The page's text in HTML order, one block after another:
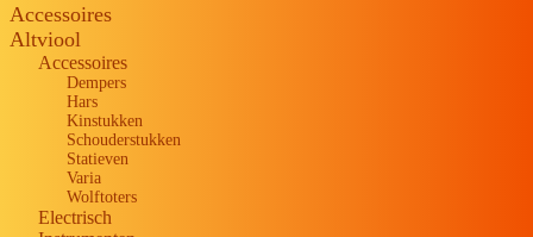
Accessoires
Altviool
Accessoires
Dempers
Hars
Kinstukken
Schouderstukken
Statieven
Varia
Wolftoters
Electrisch